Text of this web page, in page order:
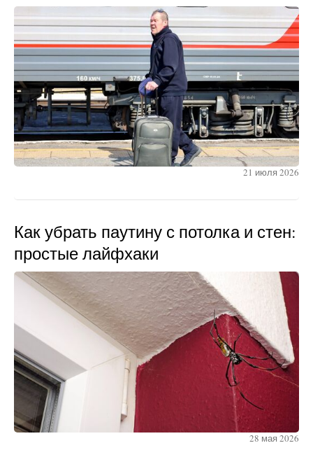
21 июля 2026
Как убрать паутину с потолка и стен:
простые лайфхаки
28 мая 2026